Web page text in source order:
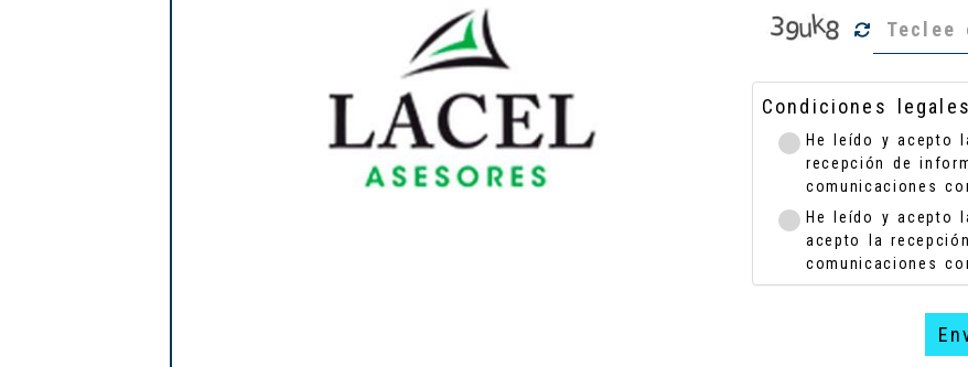
Condiciones legales
He leído y acepto
recepción de
comunicaciones
He leído y acepto
acepto la
comunicaciones